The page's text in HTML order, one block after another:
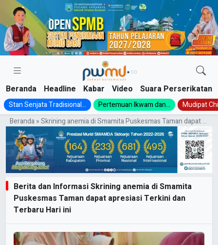
Skip
content
Beranda Headline Kabar Video Suara Perserikatan
Stan Senjata Tradisional... Pertemuan Ikwam dan...
Mudipat
Beranda»Skrining anemia di Smamita Puskesmas Taman dapat apresiasi
Berita dan Informasi Skrining anemia di Smamita
Puskesmas Taman dapat apresiasi Terkini dan
Terbaru Hari ini